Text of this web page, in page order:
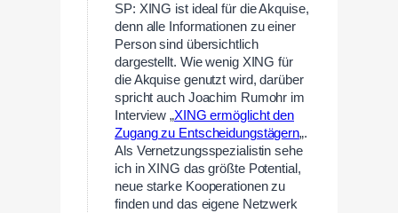
SP: XING ist ideal für die Akquise,
denn alle Informationen zu einer
Person sind übersichtlich
dargestellt. Wie wenig XING für
die Akquise genutzt wird, darüber
spricht auch Joachim Rumohr im
Interview „XING ermöglicht den
Zugang zu Entscheidungstägern„.
Als Vernetzungsspezialistin sehe
ich in XING das größte Potential,
neue starke Kooperationen zu
finden und das eigene Netzwerk